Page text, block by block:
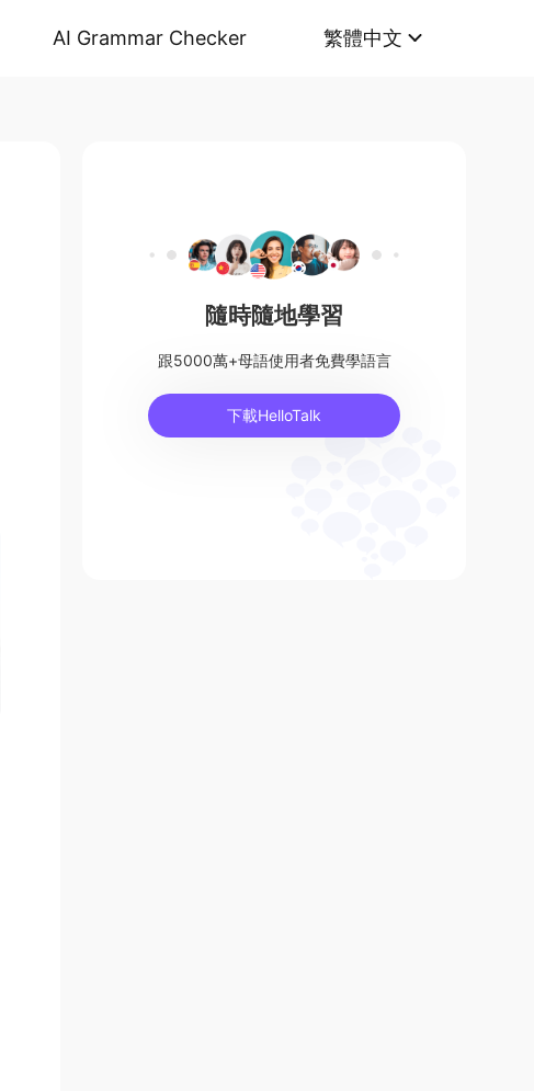
AI Grammar Checker 繁體中文
隨時隨地學習
跟5000萬+母語使用者免費學語言
下載HelloTalk